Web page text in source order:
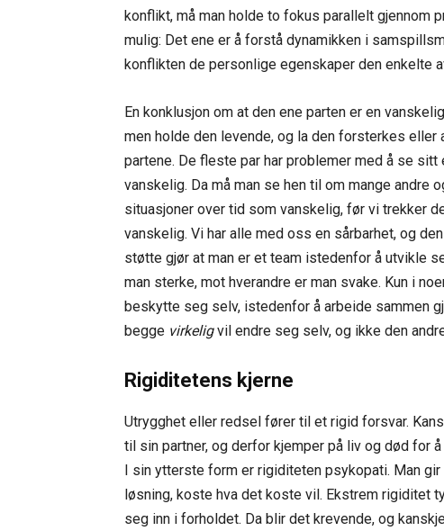
konflikt, må man holde to fokus parallelt
mulig: Det ene er å forstå dynamikken i
konflikten de personlige egenskaper den enkelte
En konklusjon om at den ene parten er en
men holde den levende, og la den forsterkes
partene. De fleste par har problemer med å se
vanskelig. Da må man se hen til om mange andre
situasjoner over tid som vanskelig, før vi trekker
vanskelig. Vi har alle med oss en sårbarhet, og
støtte gjør at man er et team istedenfor å utvikle
man sterke, mot hverandre er man svake. Kun i
beskytte seg selv, istedenfor å arbeide sammen
begge virkeligvil endre seg selv, og ikke den
Rigiditetens kjerne
Utrygghet eller redsel fører til et rigid forsvar.
til sin partner, og derfor kjemper på liv og død for
I sin ytterste form er rigiditeten psykopati. Man
løsning, koste hva det koste vil. Ekstrem rigiditet
seg inn i forholdet. Da blir det krevende, og